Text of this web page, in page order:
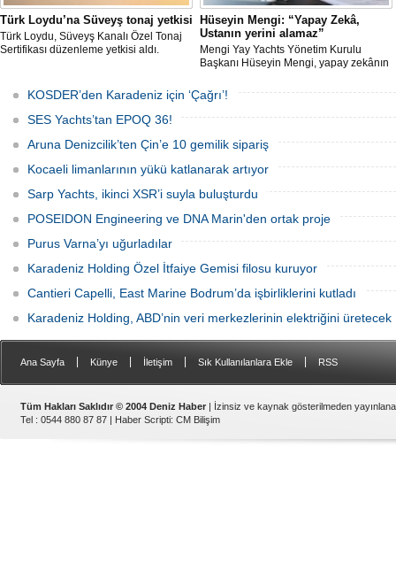
Türk Loydu’na Süveyş tonaj yetkisi
Türk Loydu, Süveyş Kanalı Özel Tonaj
Sertifikası düzenleme yetkisi aldı.
Hüseyin Mengi: “Yapay Zekâ,
Ustanın yerini alamaz”
Mengi Yay Yachts Yönetim Kurulu
Başkanı Hüseyin Mengi, yapay zekânın
özel üretim sürecini, mega yat
tanımındaki değişimi ve hibrit tahrik
sistemlerinin ekonomisini CNN Türk'te
anlattı.
KOSDER’den Karadeniz için ‘Çağrı’!
SES Yachts’tan EPOQ 36!
Aruna Denizcilik’ten Çin’e 10 gemilik sipariş
Kocaeli limanlarının yükü katlanarak artıyor
Sarp Yachts, ikinci XSR’i suyla buluşturdu
POSEIDON Engineering ve DNA Marin'den ortak proje
Purus Varna’yı uğurladılar
Karadeniz Holding Özel İtfaiye Gemisi filosu kuruyor
Cantieri Capelli, East Marine Bodrum’da işbirliklerini kutladı
Karadeniz Holding, ABD’nin veri merkezlerinin elektriğini üretecek
Ana Sayfa Künye İletişim Sık Kullanılanlara Ekle RSS
Tüm Hakları Saklıdır © 2004 Deniz Haber | İzinsiz ve kaynak gösterilmeden
Tel : 0544 880 87 87 | Haber Scripti: CM Bilişim